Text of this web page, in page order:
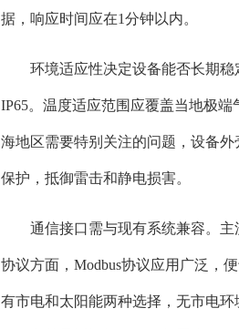
据，响应时间应在1分钟以内。
环境适应性决定设备能否长期
IP65。温度适应范围应覆盖当地极
海地区需要特别关注的问题，设备
保护，抵御雷击和静电损害。
通信接口需与现有系统兼容。主
协议方面，Modbus协议应用广泛，
有市电和太阳能两种选择，无市电